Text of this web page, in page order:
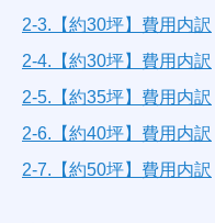
2-3.【約30坪】費用内訳
2-4.【約30坪】費用内訳
2-5.【約35坪】費用内訳
2-6.【約40坪】費用内訳
2-7.【約50坪】費用内訳